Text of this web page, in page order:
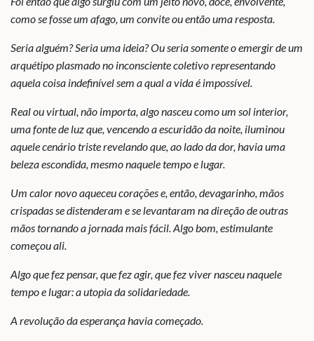
como se fosse um afago, um convite ou então uma resposta.
Seria alguém? Seria uma ideia? Ou seria somente o emergir de um
arquétipo plasmado no inconsciente coletivo representando
aquela coisa indefinível sem a qual a vida é impossível.
Real ou virtual, não importa, algo nasceu como um sol interior,
uma fonte de luz que, vencendo a escuridão da noite, iluminou
aquele cenário triste revelando que, ao lado da dor, havia uma
beleza escondida, mesmo naquele tempo e lugar.
Um calor novo aqueceu corações e, então, devagarinho, mãos
crispadas se distenderam e se levantaram na direção de outras
mãos tornando a jornada mais fácil. Algo bom, estimulante
começou ali.
Algo que fez pensar, que fez agir, que fez viver nasceu naquele
tempo e lugar: a utopia da solidariedade.
A revolução da esperança havia começado.